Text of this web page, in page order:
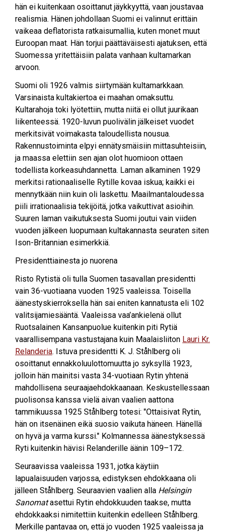
hän ei kuitenkaan osoittanut jäykkyyttä, vaan joustavaa
realismia. Hänen johdollaan Suomi ei valinnut erittäin
vaikeaa deflatorista ratkaisumallia, kuten monet muut
Euroopan maat. Hän torjui päättäväisesti ajatuksen, että
Suomessa yritettäisiin palata vanhaan kultamarkan
arvoon.
Suomi oli 1926 valmis siirtymään kultamarkkaan.
Varsinaista kultakiertoa ei maahan omaksuttu.
Kultarahoja toki lyötettiin, mutta niitä ei ollut juurikaan
liikenteessä. 1920-luvun puolivälin jälkeiset vuodet
merkitsivät voimakasta taloudellista nousua.
Rakennustoiminta elpyi ennätysmäisiin mittasuhteisiin,
ja maassa elettiin sen ajan olot huomioon ottaen
todellista korkeasuhdannetta. Laman alkaminen 1929
merkitsi rationaaliselle Rytille kovaa iskua; kaikki ei
mennytkään niin kuin oli laskettu. Maailmantaloudessa
piili irrationaalisia tekijöitä, jotka vaikuttivat asioihin.
Suuren laman vaikutuksesta Suomi joutui vain viiden
vuoden jälkeen luopumaan kultakannasta seuraten siten
Ison-Britannian esimerkkiä.
Presidenttiainesta jo nuorena
Risto Rytistä oli tulla Suomen tasavallan presidentti
vain 36-vuotiaana vuoden 1925 vaaleissa. Toisella
äänestyskierroksella hän sai eniten kannatusta eli 102
valitsijamiesääntä. Vaaleissa vaa’ankielenä ollut
Ruotsalainen Kansanpuolue kuitenkin piti Rytiä
vaarallisempana vastustajana kuin Maalaisliiton Lauri Kr.
Relanderia. Istuva presidentti K. J. Ståhlberg oli
osoittanut ennakkoluulottomuutta jo syksyllä 1923,
jolloin hän mainitsi vasta 34-vuotiaan Rytin yhtenä
mahdollisena seuraajaehdokkaanaan. Keskustellessaan
puolisonsa kanssa vielä aivan vaalien aattona
tammikuussa 1925 Ståhlberg totesi: "Ottaisivat Rytin,
hän on itsenäinen eikä suosio vaikuta häneen. Hänellä
on hyvä ja varma kurssi." Kolmannessa äänestyksessä
Ryti kuitenkin hävisi Relanderille äänin 109–172.
Seuraavissa vaaleissa 1931, jotka käytiin
lapualaisuuden varjossa, edistyksen ehdokkaana oli
jälleen Ståhlberg. Seuraavien vaalien alla Helsingin
Sanomatasettui Rytin ehdokkuuden taakse, mutta
ehdokkaaksi nimitettiin kuitenkin edelleen Ståhlberg.
Merkille pantavaa on, että jo vuoden 1925 vaaleissa ja